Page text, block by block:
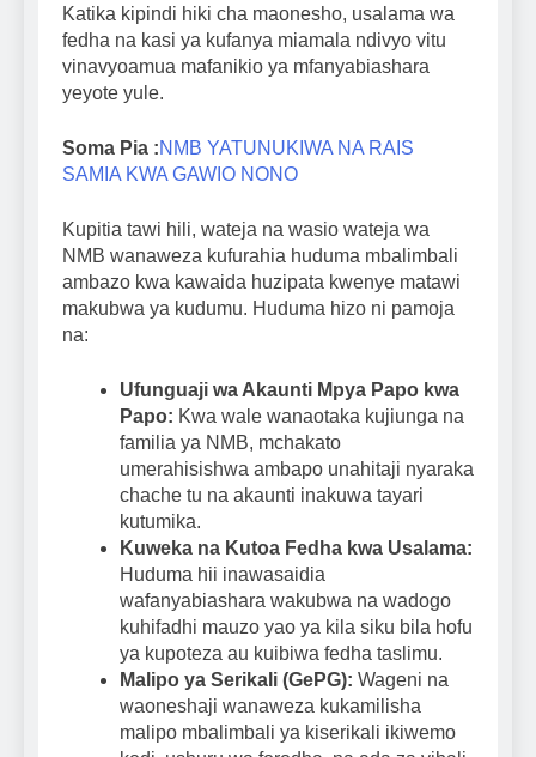
Katika kipindi hiki cha maonesho, usalama wa
fedha na kasi ya kufanya miamala ndivyo vitu
vinavyoamua mafanikio ya mfanyabiashara
yeyote yule.
Soma Pia :NMB YATUNUKIWA NA RAIS
SAMIA KWA GAWIO NONO
Kupitia tawi hili, wateja na wasio wateja wa
NMB wanaweza kufurahia huduma mbalimbali
ambazo kwa kawaida huzipata kwenye matawi
makubwa ya kudumu. Huduma hizo ni pamoja
na:
Ufunguaji wa Akaunti Mpya Papo kwa
Papo: Kwa wale wanaotaka kujiunga na
familia ya NMB, mchakato
umerahisishwa ambapo unahitaji nyaraka
chache tu na akaunti inakuwa tayari
kutumika.
Kuweka na Kutoa Fedha kwa Usalama:
Huduma hii inawasaidia
wafanyabiashara wakubwa na wadogo
kuhifadhi mauzo yao ya kila siku bila hofu
ya kupoteza au kuibiwa fedha taslimu.
Malipo ya Serikali (GePG): Wageni na
waoneshaji wanaweza kukamilisha
malipo mbalimbali ya kiserikali ikiwemo